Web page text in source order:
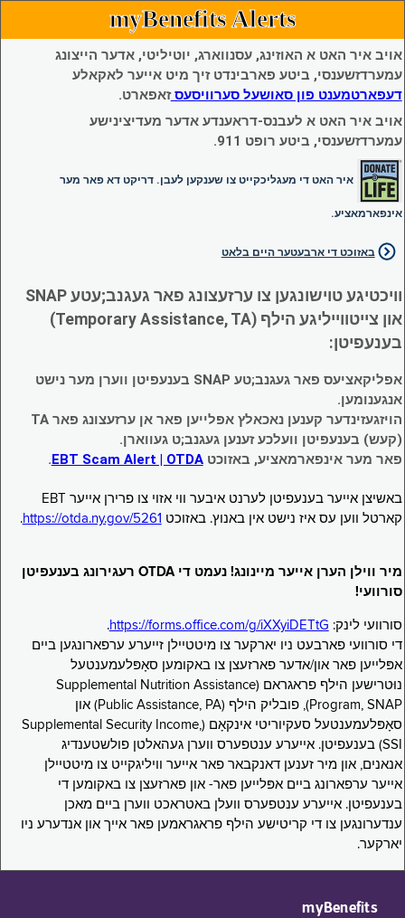
myBenefits Alerts
אויב איר האט א האוזינג, עסנווארג, יוטיליטי, אדער הייצונג
עמערדזשענסי, ביטע פארבינדט זיך מיט אייער לאקאלע
דעפארטמענט פון סאושעל סערוויסעסזאפארט.
אויב איר האט א לעבנס-דראענדע אדער מעדיצינישע
עמערדזשענסי, ביטע רופט 911.
איר האט די מעגליכקייט צו שענקען לעבן. דריקט דא פאר מער
אינפארמאציע.
באזוכט די ארבעטער היים בלאט
וויכטיגע טוישונגען צו ערזעצונג פאר געגנב;עטע SNAP
און צייטווייליגע הילף (Temporary Assistance, TA)
בענעפיטן:
אפליקאציעס פאר געגנב;טע SNAP בענעפיטן ווערן מער נישט
אנגענומען.
הויזגעזינדער קענען נאכאלץ אפּלייען פאר אן ערזעצונג פאר TA
(קעש) בענעפיטן וועלכע זענען געגנב;ט געווארן.
פאר מער אינפארמאציע, באזוכטEBT Scam Alert | OTDA
.
באשיצן אייער בענעפיטן לערנט איבער ווי אזוי צו פרירן אייער EBT
קארטל ווען עס איז נישט אין באנוץ. באזוכט https://otda.ny.gov/5261
.
מיר ווילן הערן אייער מיינונג! נעמט די OTDA רעגירונג בענעפיטן
סורוועי!
סורוועי לינק: https://forms.office.com/g/iXXyiDETtG
.
די סורוועי פארבעט ניו יארקער צו מיטטיילן זייערע ערפארונגען ביים
אפּלייען פאר און/אדער פארזעצן צו באקומען סאָפּלעמענטעל
נוּטרישען הילף פראגראם (Supplemental Nutrition Assistance
Program, SNAP), פובליק הילף (Public Assistance, PA) און
סאָפּלעמענטעל סעקיוריטי אינקאָם (Supplemental Security Income,
SSI) בענעפיטן. אייערע ענטפערס ווערן געהאלטן פולשטענדיג
אנאנים, און מיר זענען דאנקבאר פאר אייער וויליגקייט צו מיטטיילן
אייער ערפארונג ביים אפּלייען פאר- און פארזעצן צו באקומען די
בענעפיטן. אייערע ענטפערס וועלן באטראכט ווערן ביים מאכן
ענדערונגען צו די קריטישע הילף פראגראמען פאר אייך און אנדערע ניו
יארקער.
myBenefits